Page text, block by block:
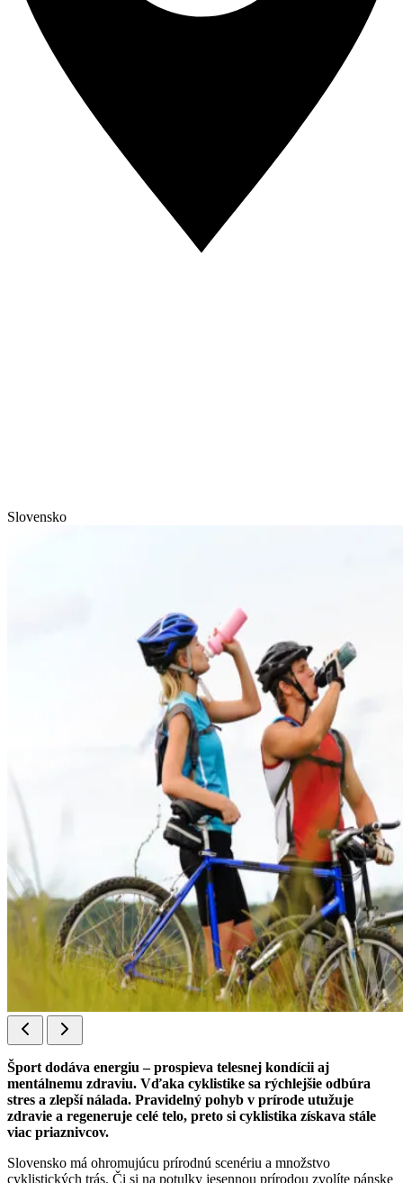
Slovensko
Šport dodáva energiu – prospieva telesnej kondícii aj
mentálnemu zdraviu. Vďaka cyklistike sa rýchlejšie odbúra
stres a zlepší nálada. Pravidelný pohyb v prírode utužuje
zdravie a regeneruje celé telo, preto si cyklistika získava stále
viac priaznivcov.
Slovensko má ohromujúcu prírodnú scenériu a množstvo
cyklistických trás. Či si na potulky jesennou prírodou zvolíte pánske